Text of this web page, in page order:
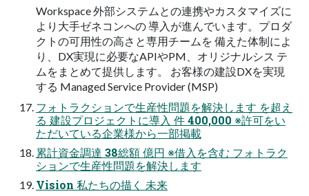
Workspace 外部システムとの連携やカスタマイズに
より大手ゼネコンへの 導入が進んでいます。プロダ
クトの可用性の高さと専用チームを 備えた体制によ
り、DX実現に必要なAPIやPM、オリジナルシス テ
ムをまとめて提供します。 お客様の建設DXを実現
する Managed Service Provider (MSP)
フォトラクションで生産性問題を解決します を超え
る 建設プロジェクトに導入 件 400,000 ※許可をい
ただいている企業様から一部掲載
累計資金調達 38総額 億円 ※借入を含む フォトラク
ションで生産性問題を解決します
Vision 私たちの描く 未来